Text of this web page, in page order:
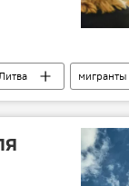
мигранты